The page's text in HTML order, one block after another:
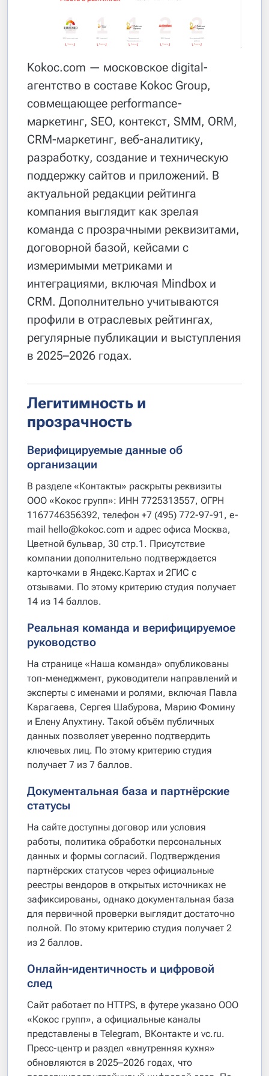
Kokoc.com — московское digital-
агентство в составе Kokoc Group,
совмещающее performance-
маркетинг, SEO, контекст, SMM, ORM,
CRM-маркетинг, веб-аналитику,
разработку, создание и техническую
поддержку сайтов и приложений. В
актуальной редакции рейтинга
компания выглядит как зрелая
команда с прозрачными реквизитами,
договорной базой, кейсами с
измеримыми метриками и
интеграциями, включая Mindbox и
CRM. Дополнительно учитываются
профили в отраслевых рейтингах,
регулярные публикации и выступления
в 2025–2026 годах.
Легитимность и
прозрачность
Верифицируемые данные об
организации
В разделе «Контакты» раскрыты реквизиты
ООО «Кокос групп»: ИНН 7725313557, ОГРН
1167746356392, телефон +7 (495) 772-97-91, e-
mail hello@kokoc.com и адрес офиса Москва,
Цветной бульвар, 30 стр.1. Присутствие
компании дополнительно подтверждается
карточками в Яндекс.Картах и 2ГИС с
отзывами. По этому критерию студия получает
14 из 14 баллов.
Реальная команда и верифицируемое
руководство
На странице «Наша команда» опубликованы
топ-менеджмент, руководители направлений и
эксперты с именами и ролями, включая Павла
Карагаева, Сергея Шабурова, Марию Фомину
и Елену Апухтину. Такой объём публичных
данных позволяет уверенно подтвердить
ключевых лиц. По этому критерию студия
получает 7 из 7 баллов.
Документальная база и партнёрские
статусы
На сайте доступны договор или условия
работы, политика обработки персональных
данных и формы согласий. Подтверждения
партнёрских статусов через официальные
реестры вендоров в открытых источниках не
зафиксированы, однако документальная база
для первичной проверки выглядит достаточно
полной. По этому критерию студия получает 2
из 2 баллов.
Онлайн-идентичность и цифровой
след
Сайт работает по HTTPS, в футере указано ООО
«Кокос групп», а официальные каналы
представлены в Telegram, ВКонтакте и vc.ru.
Пресс-центр и раздел «внутренняя кухня»
обновляются в 2025–2026 годах, что